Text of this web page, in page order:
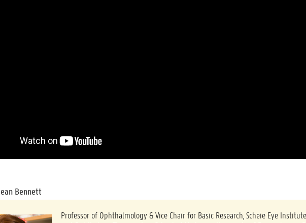
Bennett
Professor of Ophthalmology & Vice Chair for Basic Research, Scheie Eye